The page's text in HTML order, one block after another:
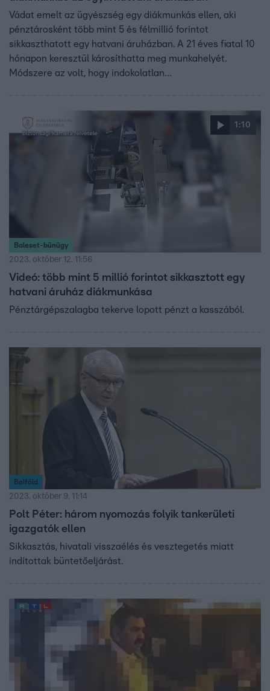
Vádat emelt az ügyészség egy diákmunkás ellen, aki
pénztárosként több mint 5 és félmillió forintot
sikkaszthatott egy hatvani áruházban. A 21 éves fiatal 10
hónapon keresztül károsíthatta meg munkahelyét.
Módszere az volt, hogy indokolatlan
1:10
Baleset-bűnügy
2023. október 12. 11:56
Videó: több mint 5 millió forintot sikkasztott egy
hatvani áruház diákmunkása
Pénztárgépszalagba tekerve lopott pénzt a kasszából.
Belföld
2023. október 9. 11:14
Polt Péter: három nyomozás folyik tankerületi
igazgatók ellen
Sikkasztás, hivatali visszaélés és vesztegetés miatt
indítottak büntetőeljárást.